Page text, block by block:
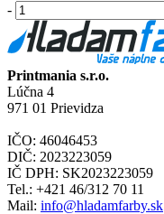
-
Printmania s.r.o.
Lúčna 4
971 01 Prievidza
IČO: 46046453
DIČ: 2023223059
IČ DPH: SK2023223059
Tel.: +421 46/312 70 11
Mail: info@hladamfarby.sk